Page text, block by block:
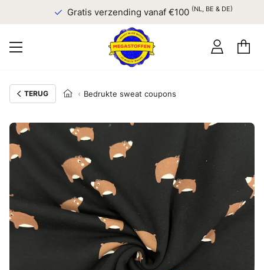
Gratis verzending vanaf €100(NL, BE & DE)
TERUG Bedrukte sweat coupons